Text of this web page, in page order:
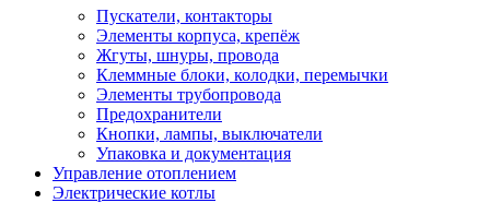
Пускатели, контакторы
Элементы корпуса, крепёж
Жгуты, шнуры, провода
Клеммные блоки, колодки, перемычки
Элементы трубопровода
Предохранители
Кнопки, лампы, выключатели
Упаковка и документация
Управление отоплением
Электрические котлы